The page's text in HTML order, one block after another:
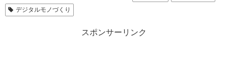
デジタルモノづくり
スポンサーリンク